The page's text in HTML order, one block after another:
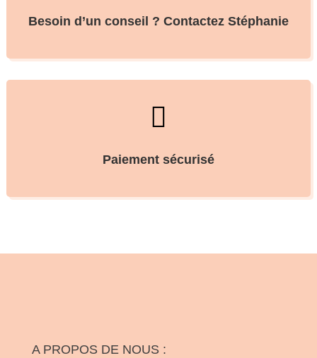
Besoin d’un conseil ? Contactez Stéphanie

Paiement sécurisé
A PROPOS DE NOUS :